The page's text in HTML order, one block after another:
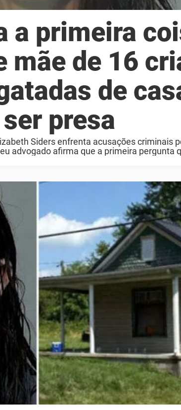
a primeira
mãe de 16
de
presa
Siders enfrenta acusações criminais
advogado afirma que a primeira pergunta